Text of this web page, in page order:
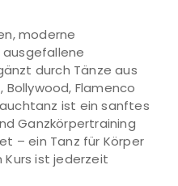
moderne
durch Tänze aus
Bollywood, Flamenco
ist ein sanftes
Ganzkörpertraining
– ein Tanz für Körper
Kurs ist jederzeit